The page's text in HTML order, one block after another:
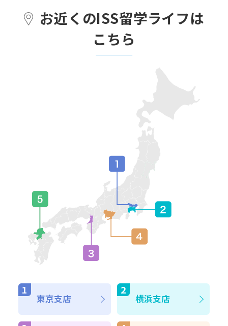
お近くのISS留学ライフは
こちら
東京支店 横浜支店